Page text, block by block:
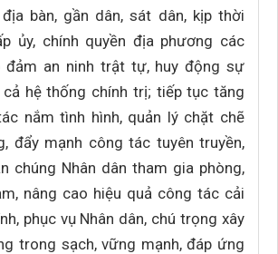
bàn, gần dân, sát dân, kịp thời
ủy, chính quyền địa phương các
đảm an ninh trật tự, huy động sự
hệ thống chính trị; tiếp tục tăng
nắm tình hình, quản lý chặt chẽ
đẩy mạnh công tác tuyên truyền,
chúng Nhân dân tham gia phòng,
nâng cao hiệu quả công tác cải
phục vụ Nhân dân, chú trọng xây
trong sạch, vững mạnh, đáp ứng